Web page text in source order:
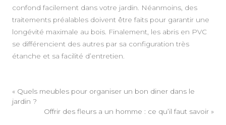
confond facilement dans votre jardin. Néanmoins, des
traitements préalables doivent être faits pour garantir une
longévité maximale au bois. Finalement, les abris en PVC
se différencient des autres par sa configuration très
étanche et sa facilité d’entretien.
« Quels meubles pour organiser un bon diner dans le
jardin ?
Offrir des fleurs a un homme : ce qu’il faut savoir »